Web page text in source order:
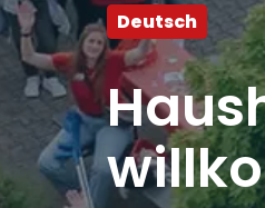
Deutsch